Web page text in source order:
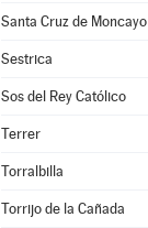
Santa Cruz de Moncayo
Sestrica
Sos del Rey Católico
Terrer
Torralbilla
Torrijo de la Cañada